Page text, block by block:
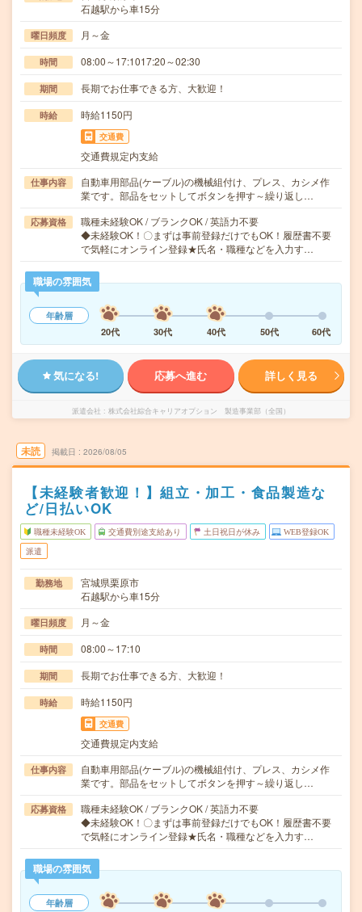
石越駅から車15分
曜日頻度 月～金
時間 08:00～17:1017:20～02:30
期間 長期でお仕事できる方、大歓迎！
時給 時給1150円
交通費
交通費規定内支給
仕事内容
自動車用部品(ケーブル)の機械組付け、プレス、カシメ作
業です。部品をセットしてボタンを押す～繰り返し…
応募資格
職種未経験OK / ブランクOK / 英語力不要
◆未経験OK！〇まずは事前登録だけでもOK！履歴書不要
で気軽にオンライン登録★氏名・職種などを入力す…
職場の雰囲気
年齢層
20代
30代 40代 50代 60代
気になる! 応募へ進む 詳しく見る
派遣会社 株式会社綜合キャリアオプション 製造事業部（全国）
未読 掲載日 2026/08/05
【未経験者歓迎！】組立・加工・食品製造な
ど/日払いOK
職種未経験OK 交通費別途支給あり 土日祝日が休み WEB登録OK
派遣
勤務地
宮城県栗原市
石越駅から車15分
曜日頻度 月～金
時間 08:00～17:10
期間 長期でお仕事できる方、大歓迎！
時給 時給1150円
交通費
交通費規定内支給
仕事内容
自動車用部品(ケーブル)の機械組付け、プレス、カシメ作
業です。部品をセットしてボタンを押す～繰り返し…
応募資格
職種未経験OK / ブランクOK / 英語力不要
◆未経験OK！〇まずは事前登録だけでもOK！履歴書不要
で気軽にオンライン登録★氏名・職種などを入力す…
職場の雰囲気
年齢層